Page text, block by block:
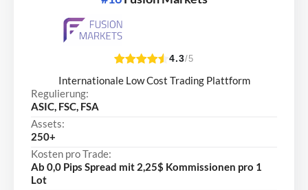
4.3/5
Internationale Low Cost Trading Plattform
Regulierung:
ASIC, FSC, FSA
Assets:
250+
Kosten pro Trade:
Ab 0,0 Pips Spread mit 2,25$ Kommissionen pro 1
Lot